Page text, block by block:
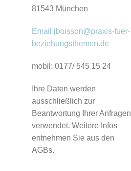
81543 München
Email:jboisson@praxis-fuer-
beziehungsthemen.de
mobil: 0177/ 545 15 24
Ihre Daten werden
ausschließlich zur
Beantwortung Ihrer Anfragen
verwendet. Weitere Infos
entnehmen Sie aus den
AGBs.